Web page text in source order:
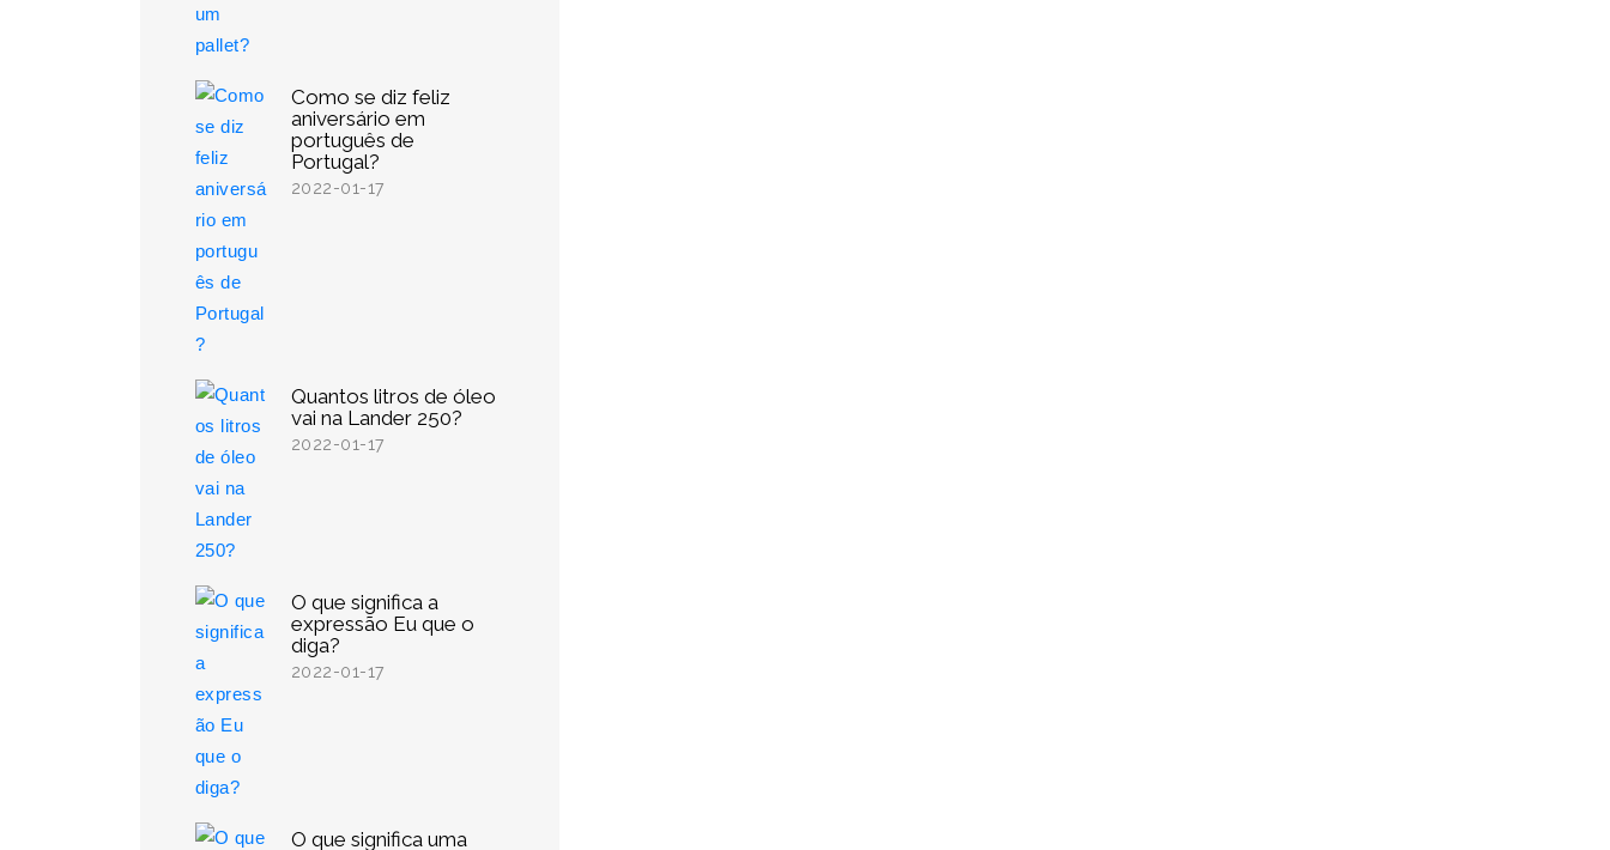
Como se diz feliz
aniversário em
português de
Portugal?
2022-01-17
Quantos litros de óleo
vai na Lander 250?
2022-01-17
O que significa a
expressão Eu que o
diga?
2022-01-17
O que significa uma